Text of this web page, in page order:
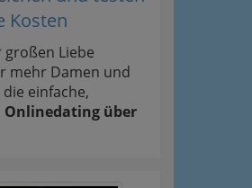
Kosten
großen Liebe
mehr Damen und
einfache,
Onlinedating über